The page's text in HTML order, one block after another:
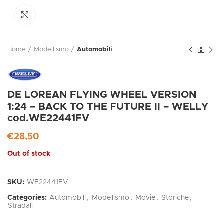
Home Modellismo Automobili
DE LOREAN FLYING WHEEL VERSION
1:24 – BACK TO THE FUTURE II – WELLY
cod.WE22441FV
€28,50
Out of stock
SKU: WE22441FV
Categories: Automobili , Modellismo , Movie , Storiche ,
Stradali